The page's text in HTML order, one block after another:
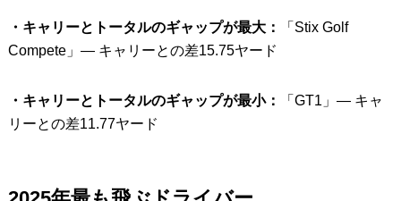
・キャリーとトータルのギャップが最大：
「Stix Golf
Compete」— キャリーとの差15.75ヤード
・キャリーとトータルのギャップが最小：
「GT1」— キャ
リーとの差11.77ヤード